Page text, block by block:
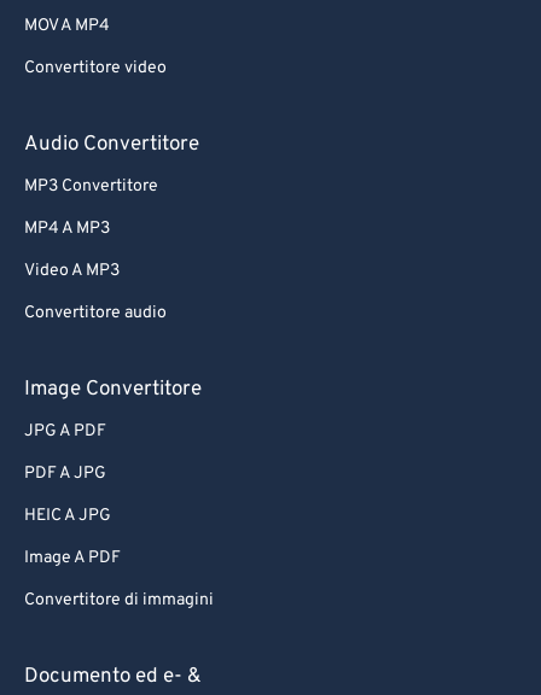
MOV A MP4
Convertitore video
Audio Convertitore
MP3 Convertitore
MP4 A MP3
Video A MP3
Convertitore audio
Image Convertitore
JPG A PDF
PDF A JPG
HEIC A JPG
Image A PDF
Convertitore di immagini
Documento ed e- &